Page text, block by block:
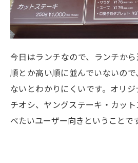
今日はランチなので、ランチか
順とか高い順に並んでいないの
ないとわかりにくいです。オリ
チオシ、ヤングステーキ・カッ
べたいユーザー向きということで